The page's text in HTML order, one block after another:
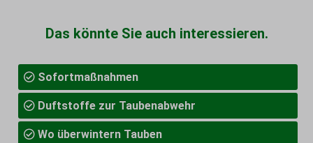
Das könnte Sie auch interessieren.
Sofortmaßnahmen
Duftstoffe zur Taubenabwehr
Wo überwintern Tauben